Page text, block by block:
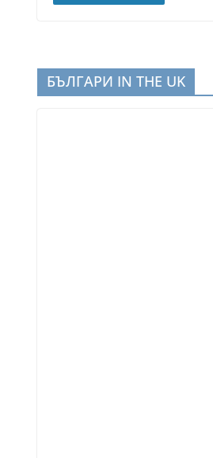
БЪЛГАРИ IN THE UK